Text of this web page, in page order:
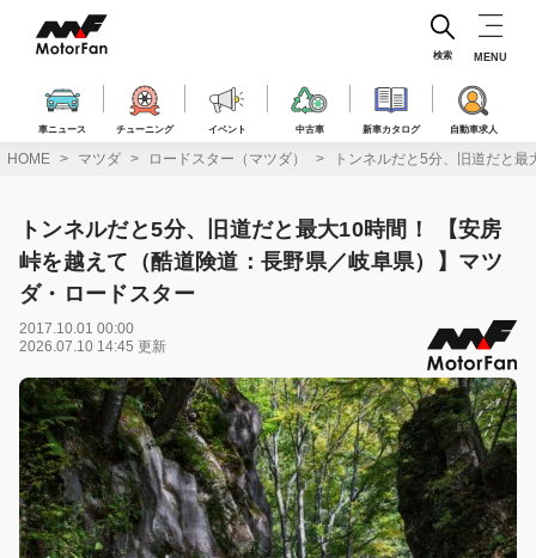
ス
車ニュース チューニング イベント 中古車 新車カタログ 自動車求人
検索 MENU
HOME マツダ ロードスター（マツダ） トンネルだと5分、旧道だと
トンネルだと5分、旧道だと最大10時間！ 【安房
峠を越えて（酷道険道：長野県／岐阜県）】マツ
ダ・ロードスター
2017.10.01 00:00
2026.07.10 14:45 更新